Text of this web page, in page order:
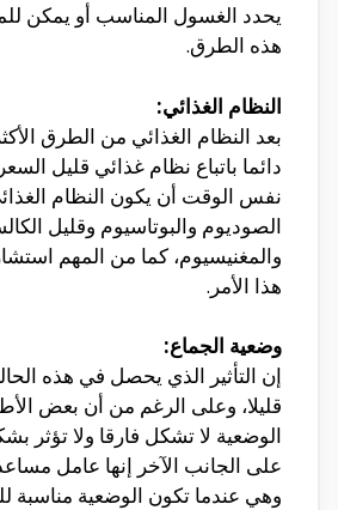
يحدد الغسول المناسب أو يمكن
هذه الطرق.
النظام الغذائي:
بعد النظام الغذائي من الطرق
دائما باتباع نظام غذائي قليل
نفس الوقت أن يكون النظام
الصوديوم والبوتاسيوم وقليل
والمغنيسيوم، كما من المهم
هذا الأمر.
وضعية الجماع:
إن التأثير الذي يحصل في هذه
قليلا، وعلى الرغم من أن بعض
الوضعية لا تشكل فارقا ولا تؤثر
على الجانب الآخر إنها عامل
وهي عندما تكون الوضعية مناسبة